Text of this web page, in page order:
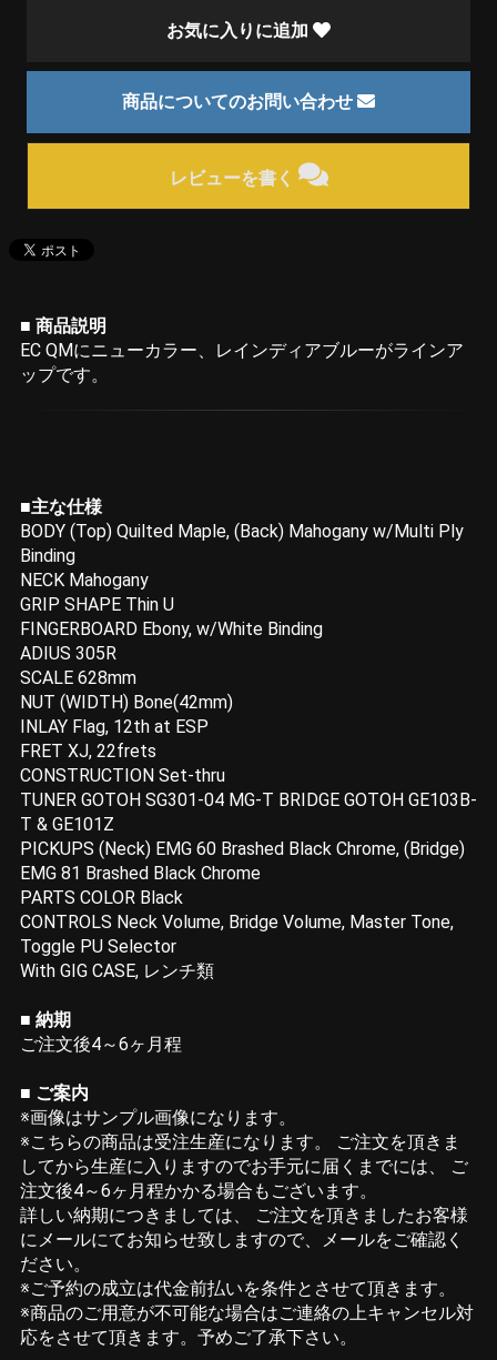
お気に入りに追加
商品についてのお問い合わせ
レビューを書く
■ 商品説明
EC QMにニューカラー、レインディアブルーがラインア
ップです。
■主な仕様
BODY (Top) Quilted Maple, (Back) Mahogany w/Multi Ply
Binding
NECK Mahogany
GRIP SHAPE Thin U
FINGERBOARD Ebony, w/White Binding
ADIUS 305R
SCALE 628mm
NUT (WIDTH) Bone(42mm)
INLAY Flag, 12th at ESP
FRET XJ, 22frets
CONSTRUCTION Set-thru
TUNER GOTOH SG301-04 MG-T BRIDGE GOTOH GE103B-
T & GE101Z
PICKUPS (Neck) EMG 60 Brashed Black Chrome, (Bridge)
EMG 81 Brashed Black Chrome
PARTS COLOR Black
CONTROLS Neck Volume, Bridge Volume, Master Tone,
Toggle PU Selector
With GIG CASE, レンチ類
■ 納期
ご注文後4～6ヶ月程
■ ご案内
※画像はサンプル画像になります。
※こちらの商品は受注生産になります。 ご注文を頂きま
してから生産に入りますのでお手元に届くまでには、 ご
注文後4～6ヶ月程かかる場合もございます。
詳しい納期につきましては、 ご注文を頂きましたお客様
にメールにてお知らせ致しますので、メールをご確認く
ださい。
※ご予約の成立は代金前払いを条件とさせて頂きます。
※商品のご用意が不可能な場合はご連絡の上キャンセル対
応をさせて頂きます。予めご了承下さい。